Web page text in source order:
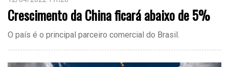
Crescimento da China ficará abaixo de 5%
O país é o principal parceiro comercial do Brasil.